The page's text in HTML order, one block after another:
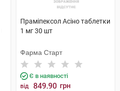
Праміпексол Асіно таблетки
1 мг 30 шт
Фарма Старт
Є в наявності
від 849.90 грн